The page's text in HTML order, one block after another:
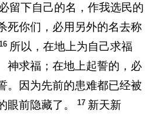
留下自己的名，作我选民的
死你们，必用另外的名去称
所以，在地上为自己求福
求福；在地上起誓的，必
因为先前的患难都已经被
眼前隐藏了。
17 新天新